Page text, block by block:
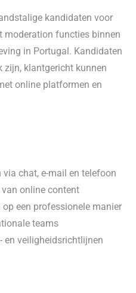
kandidaten voor
moderation functies binnen
in Portugal. Kandidaten
klantgericht kunnen
online platformen en
chat, e-mail en telefoon
van online content
een professionele manier
teams
en veiligheidsrichtlijnen